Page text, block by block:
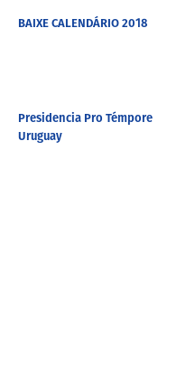
BAIXE CALENDÁRIO 2018
Presidencia Pro Témpore
Uruguay